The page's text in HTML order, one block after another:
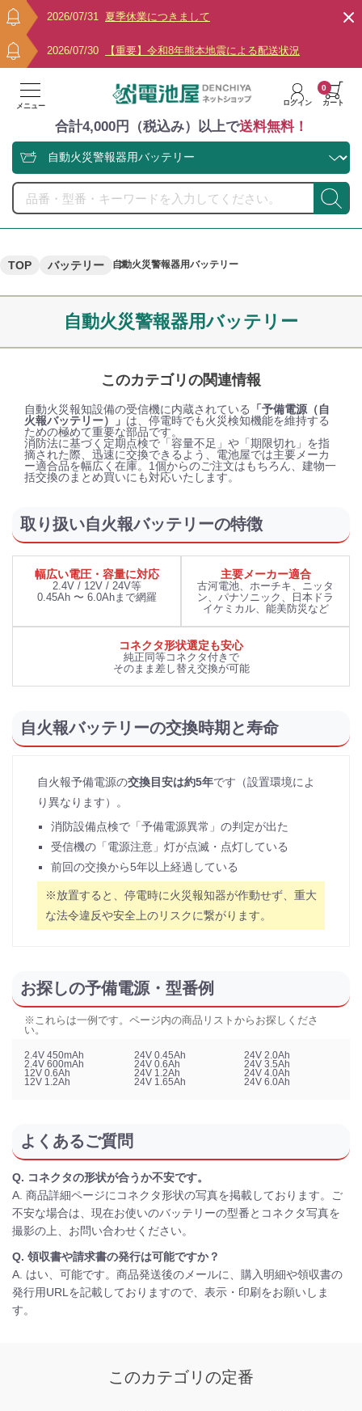
2026/07/31 夏季休業につきまして
2026/07/30 【重要】令和8年熊本地震による配送状況
メニュー ログイン カート
0
合計4,000円（税込み）以上で送料無料！
TOP バッテリー 自動火災警報器用バッテリー
自動火災警報器用バッテリー
このカテゴリの関連情報
自動火災報知設備の受信機に内蔵されている
「予備電源（自
火報バッテリー）」 は、停電時でも火災検知機能を維持する
ための極めて重要な部品です。
消防法に基づく定期点検で「容量不足」や「期限切れ」を指
摘された際、迅速に交換できるよう、電池屋では主要メーカ
ー適合品を幅広く在庫。1個からのご注文はもちろん、建物一
括交換のまとめ買いにも対応いたします。
取り扱い自火報バッテリーの特徴
幅広い電圧・容量に対応
2.4V / 12V / 24V等
0.45Ah 〜 6.0Ahまで網羅
主要メーカー適合
古河電池、ホーチキ、ニッタ
ン、パナソニック、日本ドラ
イケミカル、能美防災など
コネクタ形状選定も安心
純正同等コネクタ付きで
そのまま差し替え交換が可能
自火報バッテリーの交換時期と寿命
自火報予備電源の交換目安は約5年です（設置環境によ
り異なります）。
消防設備点検で「予備電源異常」の判定が出た
受信機の「電源注意」灯が点滅・点灯している
前回の交換から5年以上経過している
※放置すると、停電時に火災報知器が作動せず、重大
な法令違反や安全上のリスクに繋がります。
お探しの予備電源・型番例
※これらは一例です。ページ内の商品リストからお探しくださ
い。
2.4V 450mAh
2.4V 600mAh
12V 0.6Ah
12V 1.2Ah
24V 0.45Ah
24V 0.6Ah
24V 1.2Ah
24V 1.65Ah
24V 2.0Ah
24V 3.5Ah
24V 4.0Ah
24V 6.0Ah
よくあるご質問
Q. コネクタの形状が合うか不安です。
A. 商品詳細ページにコネクタ形状の写真を掲載しております。ご
不安な場合は、現在お使いのバッテリーの型番とコネクタ写真を
撮影の上、お問い合わせください。
Q. 領収書や請求書の発行は可能ですか？
A. はい、可能です。商品発送後のメールに、購入明細や領収書の
発行用URLを記載しておりますので、表示・印刷をお願いしま
す。
このカテゴリの定番